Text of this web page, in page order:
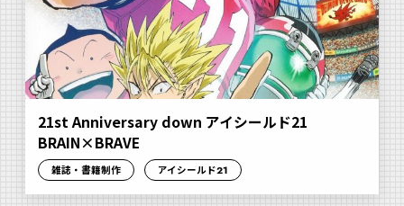
21st Anniversary down アイシールド21
BRAIN×BRAVE
雑誌・書籍制作 アイシールド21